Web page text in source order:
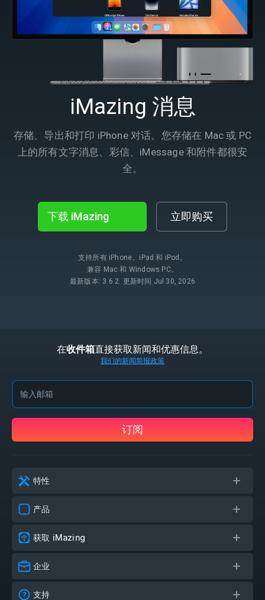
iMazing 消息
存储、导出和打印 iPhone 对话。您存储在 Mac 或 PC
上的所有文字消息、彩信、iMessage 和附件都很安
全。
下载 iMazing 立即购买
支持所有 iPhone、iPad 和 iPod。
兼容 Mac 和 Windows PC。
最新版本: 3.6.2. 更新时间 Jul 30, 2026
在收件箱直接获取新闻和优惠信息。
我们的新闻简报政策
订阅
特性
产品
获取 iMazing
企业
支持